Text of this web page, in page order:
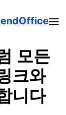
모든
크와
니다